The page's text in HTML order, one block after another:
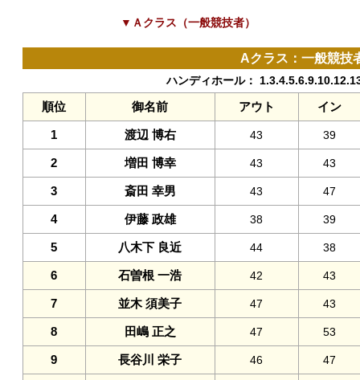
▼Ａクラス（一般競技者）
Aクラス：一般競技
ハンディホール：
順位 御名前 アウト イン
1 渡辺 博右 43 39
2 増田 博幸 43 43
3 斎田 幸男 43 47
4 伊藤 政雄 38 39
5 八木下 良近 44 38
6 石曽根 一浩 42 43
7 並木 須美子 47 43
8 田嶋 正之 47 53
9 長谷川 栄子 46 47